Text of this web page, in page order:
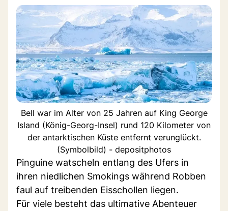
Bell war im Alter von 25 Jahren auf King George
Island (König-Georg-Insel) rund 120 Kilometer von
der antarktischen Küste entfernt verunglückt.
(Symbolbild) - depositphotos
Pinguine watscheln entlang des Ufers in
ihren niedlichen Smokings während Robben
faul auf treibenden Eisschollen liegen.
Für viele besteht das ultimative Abenteuer